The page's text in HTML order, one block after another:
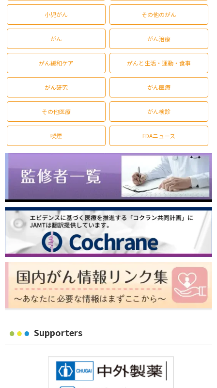
小児がん その他のがん
がん がん治療
がん緩和ケア がんと生活・運動・食事
がん研究 がん医療
その他医療 がん検診
喫煙 FDAニュース
Supporters